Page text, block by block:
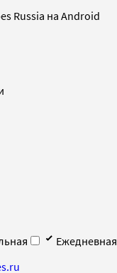
Russia на Android
Ежедневная